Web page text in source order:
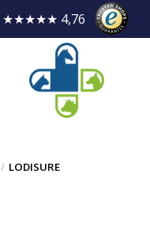
★★★★★ 4,76
/ LODISURE